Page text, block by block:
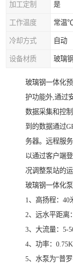
加工定制 是
工作温度 常温
冷却方式 自动
设备材质 玻璃钢
玻璃钢一体化
护功能外,通过
数据采集和控
到的数据通过
务器。远程服
以通过客户端
况调整泵站的运
玻璃钢一体化
1、高扬程：40
2、远水平距离
3、大流量：5-
4、功率：
5、水泵为“普